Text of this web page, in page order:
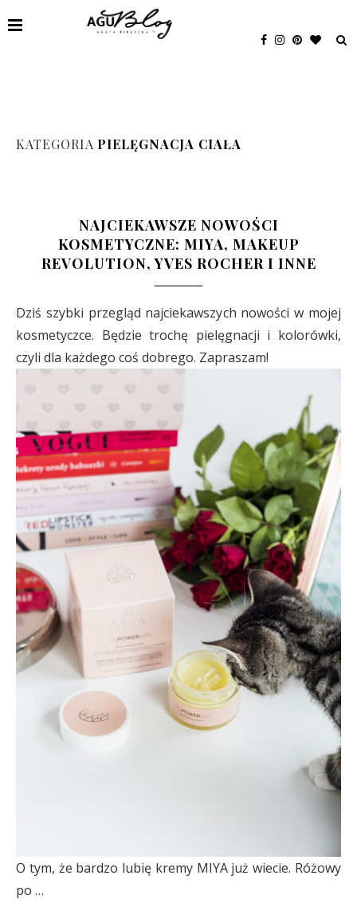
KATEGORIA PIELĘGNACJA CIAŁA
NAJCIEKAWSZE NOWOŚCI
KOSMETYCZNE: MIYA, MAKEUP
REVOLUTION, YVES ROCHER I INNE
Dziś szybki przegląd najciekawszych nowości w mojej
kosmetyczce. Będzie trochę pielęgnacji i kolorówki,
czyli dla każdego coś dobrego. Zapraszam!
O tym, że bardzo lubię kremy MIYA już wiecie. Różowy
po …